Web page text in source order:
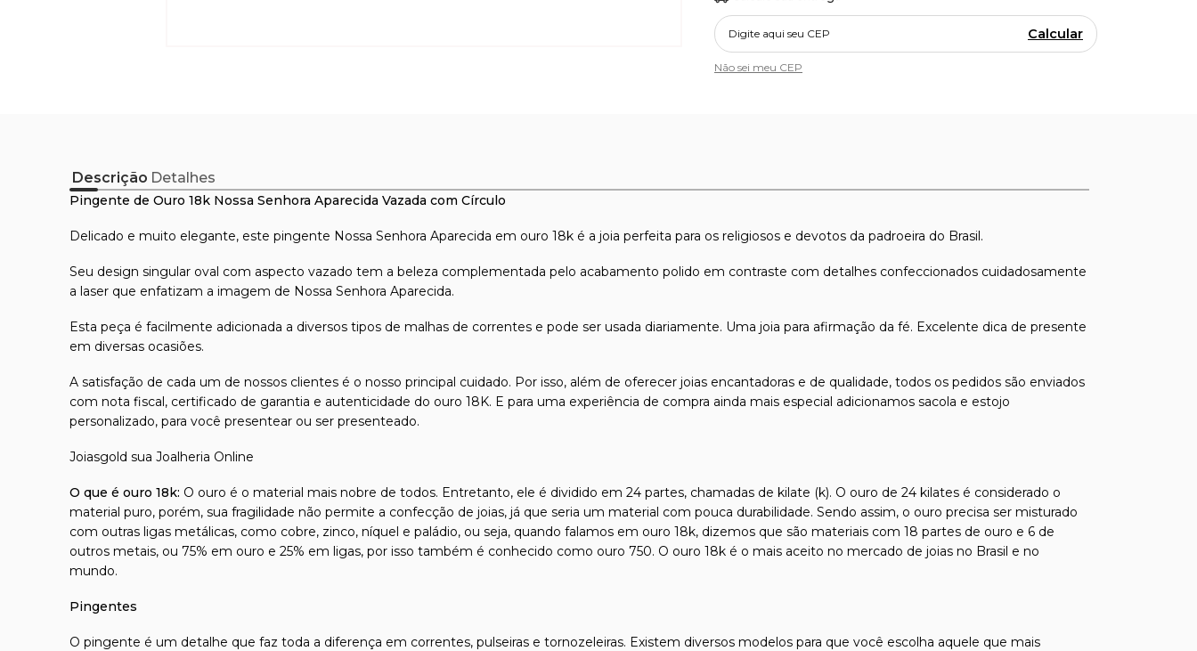
Calcular
Não sei meu CEP
Descrição Detalhes
Pingente de Ouro 18k Nossa Senhora Aparecida Vazada com Círculo
Delicado e muito elegante, este pingente Nossa Senhora Aparecida em ouro 18k é a joia perfeita para os religiosos e devotos da padroeira do Brasil.
Seu design singular oval com aspecto vazado tem a beleza complementada pelo acabamento polido em contraste com detalhes confeccionados cuidadosamente
a laser que enfatizam a imagem de Nossa Senhora Aparecida.
Esta peça é facilmente adicionada a diversos tipos de malhas de correntes e pode ser usada diariamente. Uma joia para afirmação da fé. Excelente dica de presente
em diversas ocasiões.
A satisfação de cada um de nossos clientes é o nosso principal cuidado. Por isso, além de oferecer joias encantadoras e de qualidade, todos os pedidos são enviados
com nota fiscal, certificado de garantia e autenticidade do ouro 18K. E para uma experiência de compra ainda mais especial adicionamos sacola e estojo
personalizado, para você presentear ou ser presenteado.
Joiasgold sua Joalheria Online
O que é ouro 18k: O ouro é o material mais nobre de todos. Entretanto, ele é dividido em 24 partes, chamadas de kilate (k). O ouro de 24 kilates é considerado o
material puro, porém, sua fragilidade não permite a confecção de joias, já que seria um material com pouca durabilidade. Sendo assim, o ouro precisa ser misturado
com outras ligas metálicas, como cobre, zinco, níquel e paládio, ou seja, quando falamos em ouro 18k, dizemos que são materiais com 18 partes de ouro e 6 de
outros metais, ou 75% em ouro e 25% em ligas, por isso também é conhecido como ouro 750. O ouro 18k é o mais aceito no mercado de joias no Brasil e no
mundo.
Pingentes
O pingente é um detalhe que faz toda a diferença em correntes, pulseiras e tornozeleiras. Existem diversos modelos para que você escolha aquele que mais